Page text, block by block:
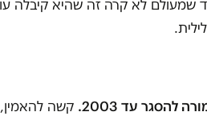
שמעולם לא קרה זה שהיא קיבלה
קשה